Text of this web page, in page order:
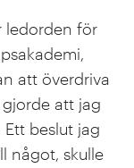
ledorden för
att överdriva
att jag
beslut jag
något, skulle